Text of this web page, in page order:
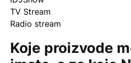
TV Stream
Radio stream
Koje proizvode